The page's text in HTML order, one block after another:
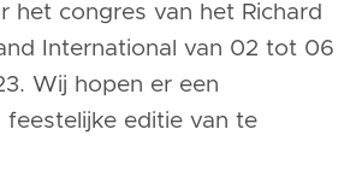
het congres van het Richard
International van 02 tot 06
Wij hopen er een
feestelijke editie van te